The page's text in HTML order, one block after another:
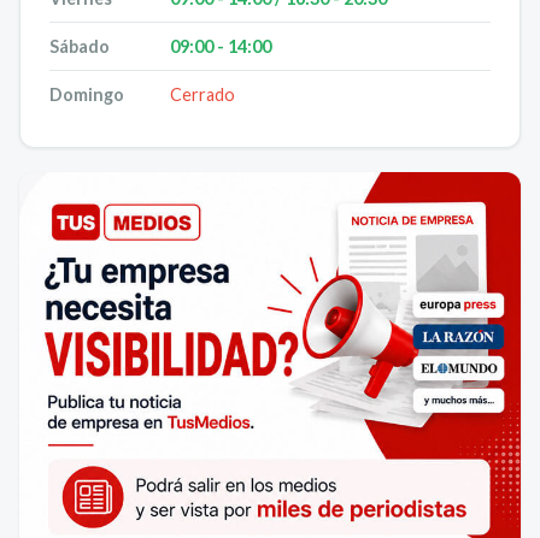
Sábado 09:00 - 14:00
Domingo Cerrado